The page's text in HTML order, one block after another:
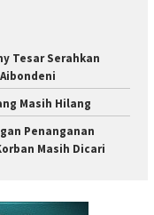
Tesar Serahkan
Masih Hilang
Penanganan
Masih Dicari